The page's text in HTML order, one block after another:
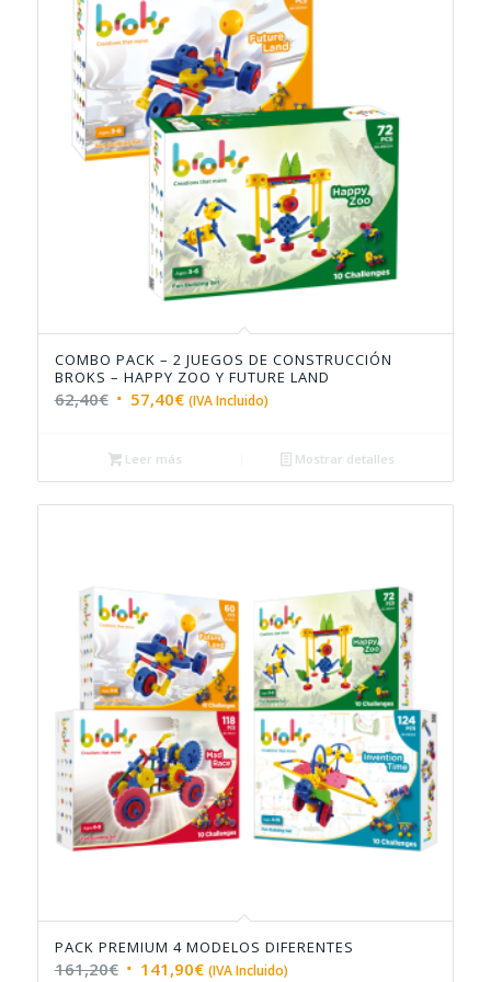
5.00
COMBO PACK – 2 JUEGOS DE CONSTRUCCIÓN
BROKS – HAPPY ZOO Y FUTURE LAND
62,40€ El
original
era:
62,40€.
57,40€El
es:
57,40€.
(IVA Incluido)
Leer más Mostrar detalles
PACK PREMIUM 4 MODELOS DIFERENTES
161,20€ El 141,90€El(IVA Incluido)